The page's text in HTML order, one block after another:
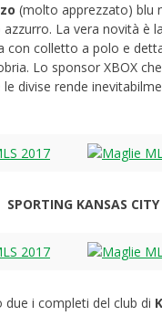
(molto apprezzato) blu
La vera novità è la
con colletto a polo e
Lo sponsor XBOX
divise rende
SPORTING KANSAS CITY
due i completi del club di